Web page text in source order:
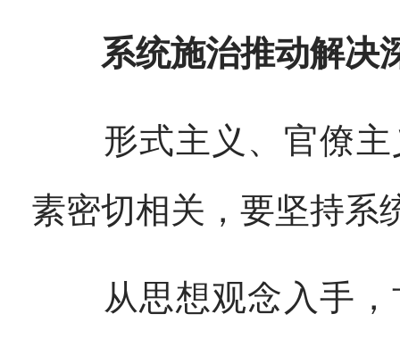
系统施治推动解决
形式主义、官僚主
素密切相关，要坚持系
从思想观念入手，